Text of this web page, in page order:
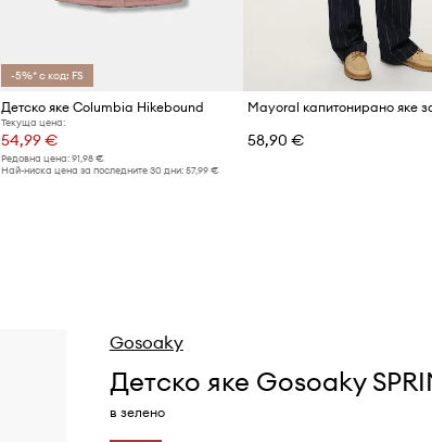
-5%* с код: FS
Детско яке Columbia Hikebound
Текуща цена:
54,99 €
Редовна цена: 91,98 €
Най-ниска цена за последните 30 дни: 57,99 €
Mayoral капитонирано яке
58,90 €
Gosoaky
Детско яке Gosoaky
в зелено